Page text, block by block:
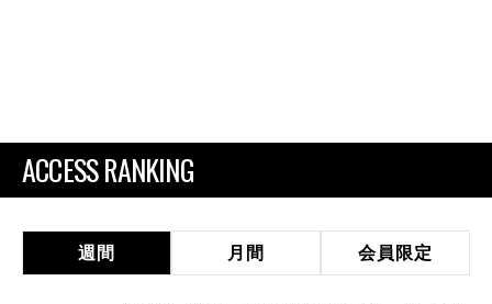
ACCESS RANKING
週間 月間 会員限定